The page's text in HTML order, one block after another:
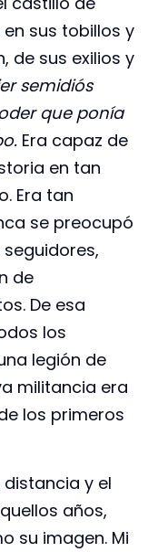
sus tobillos y
de sus exilios y
semidiós
que ponía
Era capaz de
en tan
Era tan
se preocupó
de
De esa
los
legión de
militancia era
los primeros
y el
años,
su imagen. Mi